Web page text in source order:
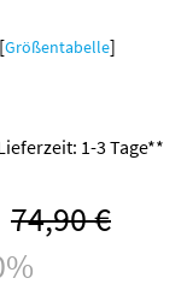
Größe [Größentabelle]
1-3 Tage**
Preis:
74,90 €